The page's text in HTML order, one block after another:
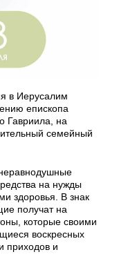
в Иерусалим
епископа
Гавриила, на
семейный
на нужды
здоровья. В знак
получат на
которые своими
воскресных
приходов и